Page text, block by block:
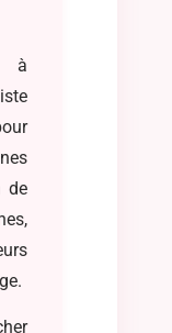
à
de